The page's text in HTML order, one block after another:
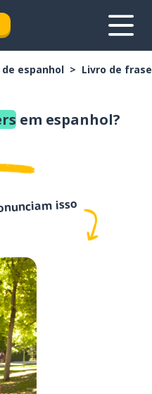
de espanhol Livro de
em espanhol?
isso